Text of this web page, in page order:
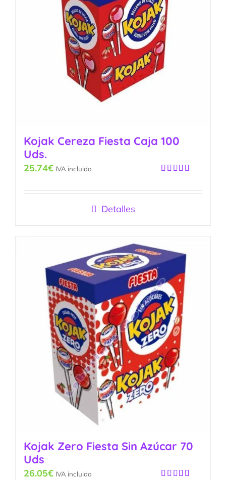
Kojak Cereza Fiesta Caja 100
Uds.
5
25.74€ IVA incluido
Detalles
Kojak Zero Fiesta Sin Azúcar 70
Uds
26.05€ IVA incluido